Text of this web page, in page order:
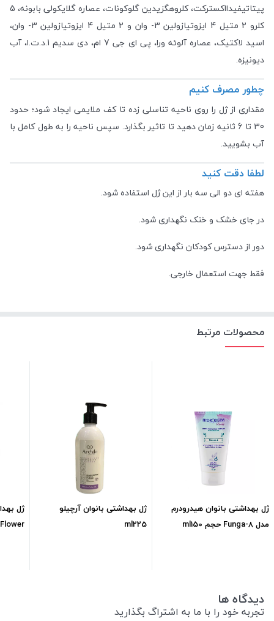
پیتاتیفیدااکسترکت، کلروهگزیدین گلوکونات، عصاره گلایکولی بابونه، 5
کلرو 2 متیل 4 ایزوتیازولین 3- وان و 2 متیل 4 ایزوتیازولین 3- وان،
اسید لاکتیک، عصاره آلوئه ورا، پی ای جی 7 ام، دی سدیم 1.د.ت.ا، آب
دیونیزه.
چطور مصرف کنیم
مقداری از ژل را روی ناحیه تناسلی زده تا کف ملایمی ایجاد شود؛ حدود
30 تا 6 ثانیه زمان دهید تا تاثیر بگذارد. سپس ناحیه را به طول کامل با
آب بشویید.
لطفا دقت کنید
هفته ای دو الی سه بار از این ژل استفاده شود.
در جای خشک و خنک نگهداری شود.
دور از دسترس کودکان نگهداری شود.
فقط جهت استعمال خارجی.
محصولات مرتبط
ژل بهداشتی بانوان هیدرودرم
مدل Funga-8 حجم ml150
ژل بهداشتی بانوان آرچیلو
ml225
ژل
Flower حجم ml200
دیدگاه ها
تجربه خود را با ما به اشتراگ بگذارید